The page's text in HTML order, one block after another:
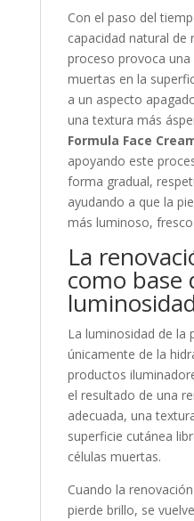
Con el paso del
capacidad natural de
proceso provoca
muertas en la
a un aspecto
una textura más
Formula Face
apoyando este
forma gradual,
ayudando a que la
más luminoso,
La
como base
La luminosidad de la
únicamente de la
productos
el resultado de una
adecuada, una
superficie cutánea
células muertas.
Cuando la
pierde brillo, se